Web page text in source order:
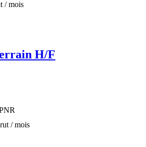
/ mois
H/F
/ mois